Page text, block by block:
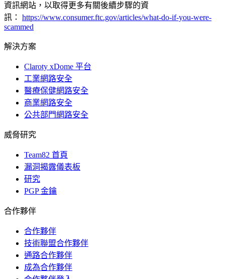
資訊網站，以取得更多有關後續步驟的資
訊： https://www.consumer.ftc.gov/articles/what-do-if-you-were-
scammed
解決方案
Claroty xDome 平台
工業網路安全
醫療保健網路安全
商業網路安全
公共部門網路安全
威脅研究
Team82 首頁
漏洞揭露儀表板
研究
PGP 金鑰
合作夥伴
合作夥伴
技術聯盟合作夥伴
通路合作夥伴
成為合作夥伴